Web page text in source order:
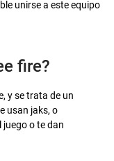
unirse a este equipo
fire?
y se trata de un
usan jaks, o
juego o te dan